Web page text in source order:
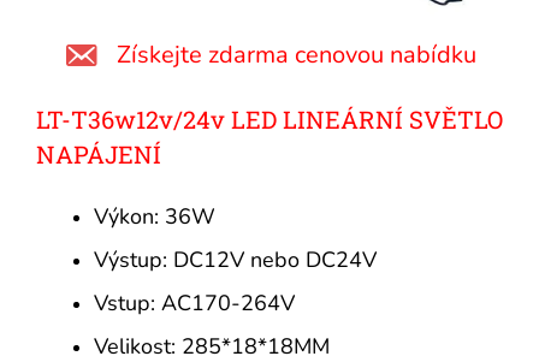
Získejte zdarma cenovou nabídku
LT-T36w12v/24v LED LINEÁRNÍ SVĚTLO
NAPÁJENÍ
Výkon: 36W
Výstup: DC12V nebo DC24V
Vstup: AC170-264V
Velikost: 285*18*18MM